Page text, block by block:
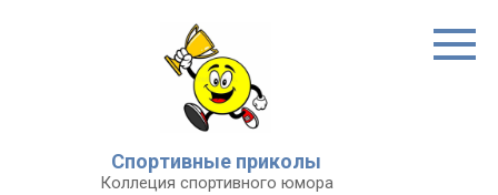
Спортивные приколы
Коллеция спортивного юмора